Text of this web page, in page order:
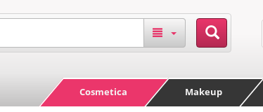
Cosmetica Makeup